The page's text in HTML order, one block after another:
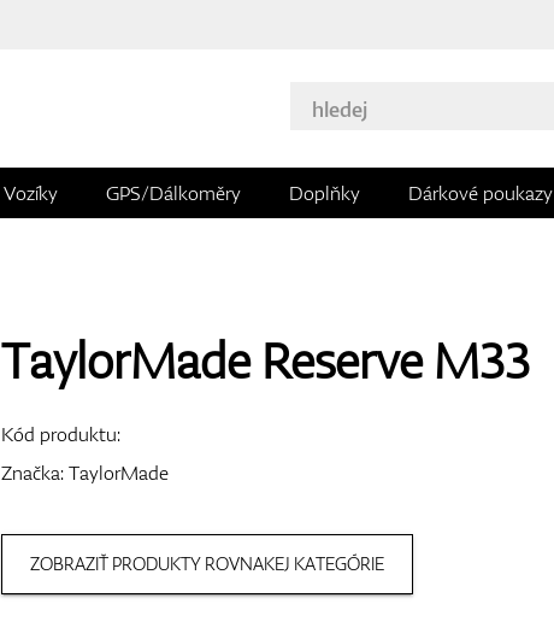
Vozíky GPS/Dálkoměry Doplňky Dárkové poukazy
TaylorMade Reserve M33
Kód produktu:
Značka:TaylorMade
ZOBRAZIŤ PRODUKTY ROVNAKEJ KATEGÓRIE